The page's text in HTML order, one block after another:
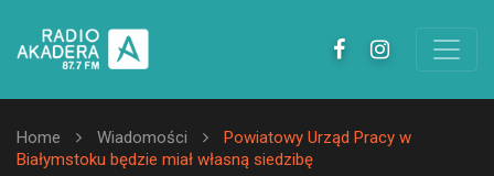
Home Wiadomości
Powiatowy Urząd Pracy w
Białymstoku będzie miał własną siedzibę